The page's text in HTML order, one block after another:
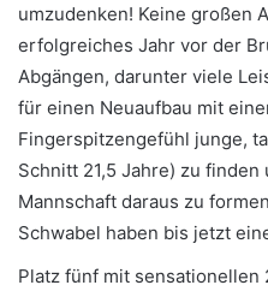
umzudenken! Keine großen
erfolgreiches Jahr vor der
Abgängen, darunter viele
für einen Neuaufbau mit
Fingerspitzengefühl junge,
Schnitt 21,5 Jahre) zu
Mannschaft daraus zu
Schwabel haben bis jetzt
Platz fünf mit sensationellen